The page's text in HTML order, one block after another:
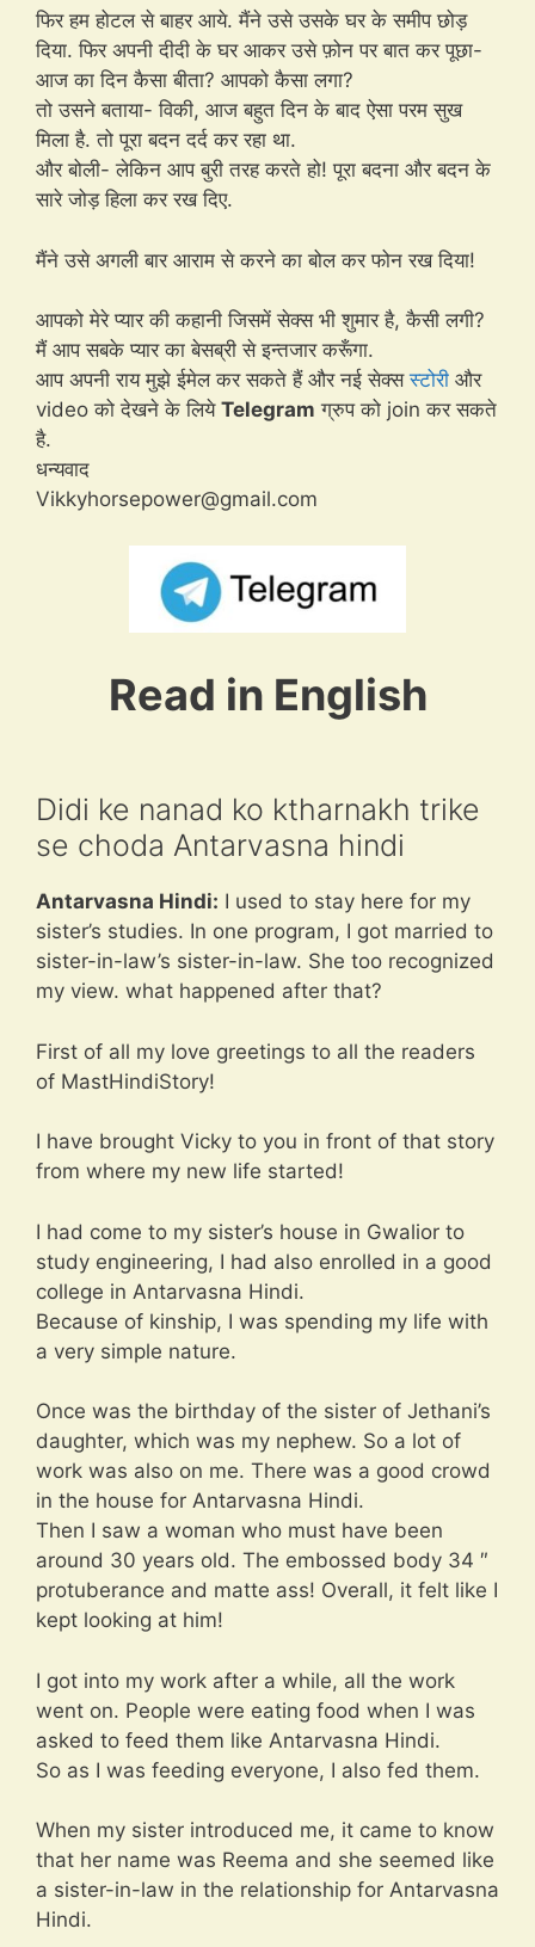
फिर हम होटल से बाहर आये. मैंने उसे उसके घर के समीप छोड़
दिया. फिर अपनी दीदी के घर आकर उसे फ़ोन पर बात कर पूछा-
आज का दिन कैसा बीता? आपको कैसा लगा?
तो उसने बताया- विकी, आज बहुत दिन के बाद ऐसा परम सुख
मिला है. तो पूरा बदन दर्द कर रहा था.
और बोली- लेकिन आप बुरी तरह करते हो! पूरा बदना और बदन के
सारे जोड़ हिला कर रख दिए.
मैंने उसे अगली बार आराम से करने का बोल कर फोन रख दिया!
आपको मेरे प्यार की कहानी जिसमें सेक्स भी शुमार है, कैसी लगी?
मैं आप सबके प्यार का बेसब्री से इन्तजार करूँगा.
आप अपनी राय मुझे ईमेल कर सकते हैं और नई सेक्सस्टोरी और
video को देखने के लिये Telegram ग्रुप को join कर सकते
है.
धन्यवाद
Vikkyhorsepower@gmail.com
Read in English
Didi ke nanad ko ktharnakh trike
se choda Antarvasna hindi
Antarvasna Hindi: I used to stay here for my
sister’s studies. In one program, I got married to
sister-in-law’s sister-in-law. She too recognized
my view. what happened after that?
First of all my love greetings to all the readers
of MastHindiStory!
I have brought Vicky to you in front of that story
from where my new life started!
I had come to my sister’s house in Gwalior to
study engineering, I had also enrolled in a good
college in Antarvasna Hindi.
Because of kinship, I was spending my life with
a very simple nature.
Once was the birthday of the sister of Jethani’s
daughter, which was my nephew. So a lot of
work was also on me. There was a good crowd
in the house for Antarvasna Hindi.
Then I saw a woman who must have been
around 30 years old. The embossed body 34 ″
protuberance and matte ass! Overall, it felt like I
kept looking at him!
I got into my work after a while, all the work
went on. People were eating food when I was
asked to feed them like Antarvasna Hindi.
So as I was feeding everyone, I also fed them.
When my sister introduced me, it came to know
that her name was Reema and she seemed like
a sister-in-law in the relationship for Antarvasna
Hindi.